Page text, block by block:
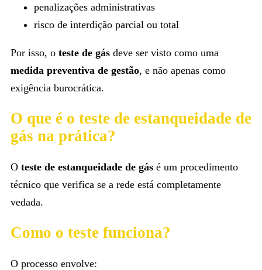
penalizações administrativas
risco de interdição parcial ou total
Por isso, o teste de gás deve ser visto como uma
medida preventiva de gestão, e não apenas como
exigência burocrática.
O que é o teste de estanqueidade de
gás na prática?
O teste de estanqueidade de gás é um procedimento
técnico que verifica se a rede está completamente
vedada.
Como o teste funciona?
O processo envolve: